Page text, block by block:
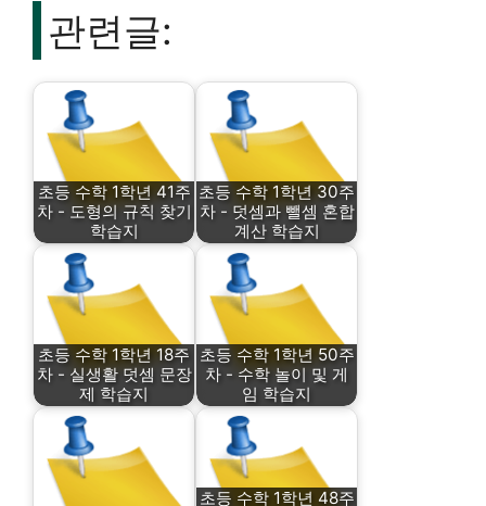
관련글:
초등 수학 1학년 41주
차 - 도형의 규칙 찾기
학습지
초등 수학 1학년 30주
차 - 덧셈과 뺄셈 혼합
계산 학습지
초등 수학 1학년 18주
차 - 실생활 덧셈 문장
제 학습지
초등 수학 1학년 50주
차 - 수학 놀이 및 게
임 학습지
초등 수학 1학년 48주